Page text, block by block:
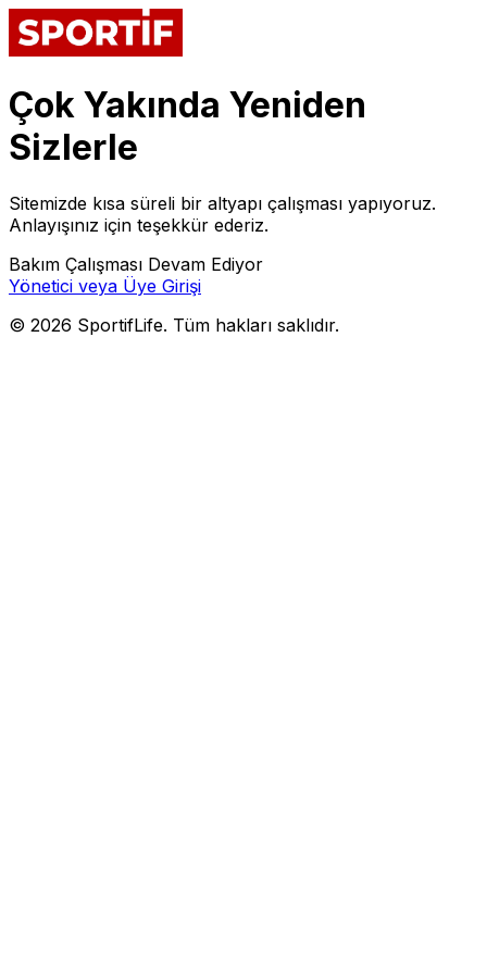
Çok Yakında Yeniden
Sizlerle
Sitemizde kısa süreli bir altyapı çalışması yapıyoruz.
Anlayışınız için teşekkür ederiz.
Bakım Çalışması Devam Ediyor
Yönetici veya Üye Girişi
© 2026 SportifLife. Tüm hakları saklıdır.